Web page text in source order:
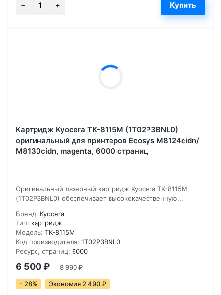
Картридж Kyocera TK-8115M (1T02P3BNL0)
оригинальный для принтеров Ecosys M8124cidn/
M8130cidn, magenta, 6000 страниц
Оригинальный лазерный картридж Kyocera TK-8115M
(1T02P3BNL0) обеспечивает высококачественную...
Бренд: Kyocera
Тип: картридж
Модель: TK-8115M
Код производителя: 1T02P3BNL0
Ресурс, страниц: 6000
6 500₽ 8 990₽
- 28% Экономия 2 490₽